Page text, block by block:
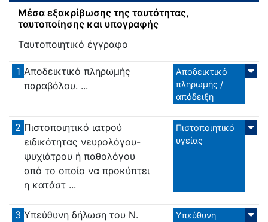
Μέσα εξακρίβωσης της ταυτότητας,
ταυτοποίησης και υπογραφής
Ταυτοποιητικό έγγραφο
1 Αποδεικτικό πληρωμής
παραβόλου. ...
Αποδεικτικό
πληρωμής /
απόδειξη
2 Πιστοποιητικό ιατρού
ειδικότητας νευρολόγου-
ψυχιάτρου ή παθολόγου
από το οποίο να προκύπτει
η κατάστ ...
Πιστοποιητικό
υγείας
3 Υπεύθυνη δήλωση του Ν.
Υπεύθυνη